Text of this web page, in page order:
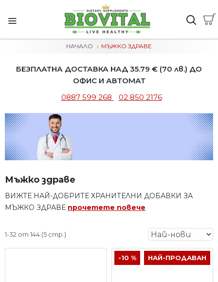
НАЧАЛО МЪЖКО ЗДРАВЕ
БЕЗПЛАТНА ДОСТАВКА НАД 35.79 € (70 лв.) ДО
ОФИС И АВТОМАТ
0887 599 268
02 850 2176
Мъжко здраве
ВИЖТЕ НАЙ-ДОБРИТЕ ХРАНИТЕЛНИ ДОБАВКИ ЗА
МЪЖКО ЗДРАВЕ прочетете повече
1-32 от 144 (5 стр.)
НАЙ-ПРОДАВАН
-10 %